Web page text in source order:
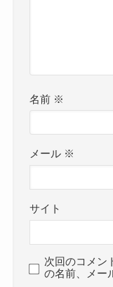
名前 ※
メール ※
サイト
次回のコメン
の名前、メー